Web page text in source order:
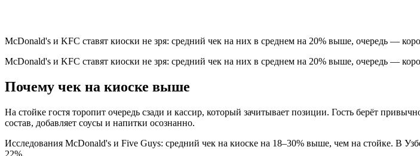
McDonald's и KFC ставят киоски не зря: средний чек на них в среднем на 20% выше, очередь —
McDonald's и KFC ставят киоски не зря: средний чек на них в среднем на 20% выше, очередь —
Почему чек на киоске выше
На стойке гостя торопит очередь сзади и кассир, который зачитывает позиции. Гость берёт
состав, добавляет соусы и напитки осознанно.
Исследования McDonald's и Five Guys: средний чек на киоске на 18–30% выше, чем на стойке. В
22%.